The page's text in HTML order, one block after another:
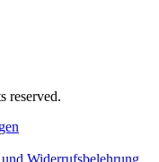
reserved.
Widerrufsbelehrung